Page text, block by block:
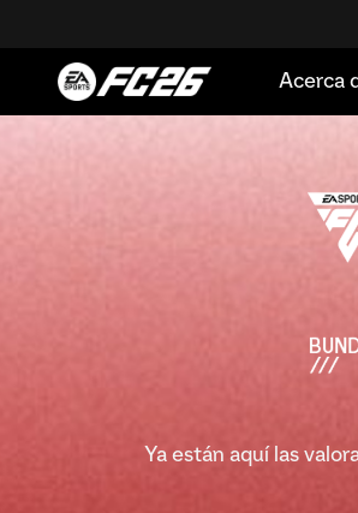
Ya están aquí las